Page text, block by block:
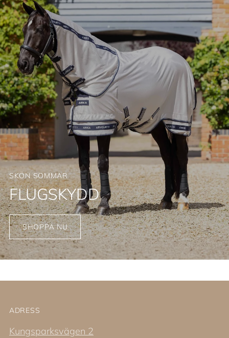
SKÖN SOMMAR
FLUGSKYDD
SHOPPA NU
ADRESS
Kungsparksvägen 2